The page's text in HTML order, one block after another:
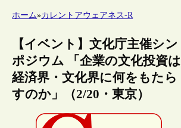
ホーム»カレントアウェアネス-R
【イベント】文化庁主催シン
ポジウム 「企業の文化投資は
経済界・文化界に何をもたら
すのか」（2/20・東京）